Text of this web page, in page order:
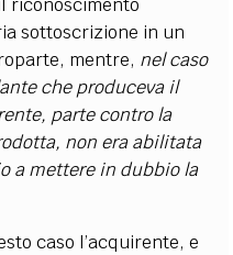
riconoscimento
sottoscrizione in un
mentre, nel caso
che produceva il
parte contro la
non era abilitata
a mettere in dubbio la
caso l’acquirente, e